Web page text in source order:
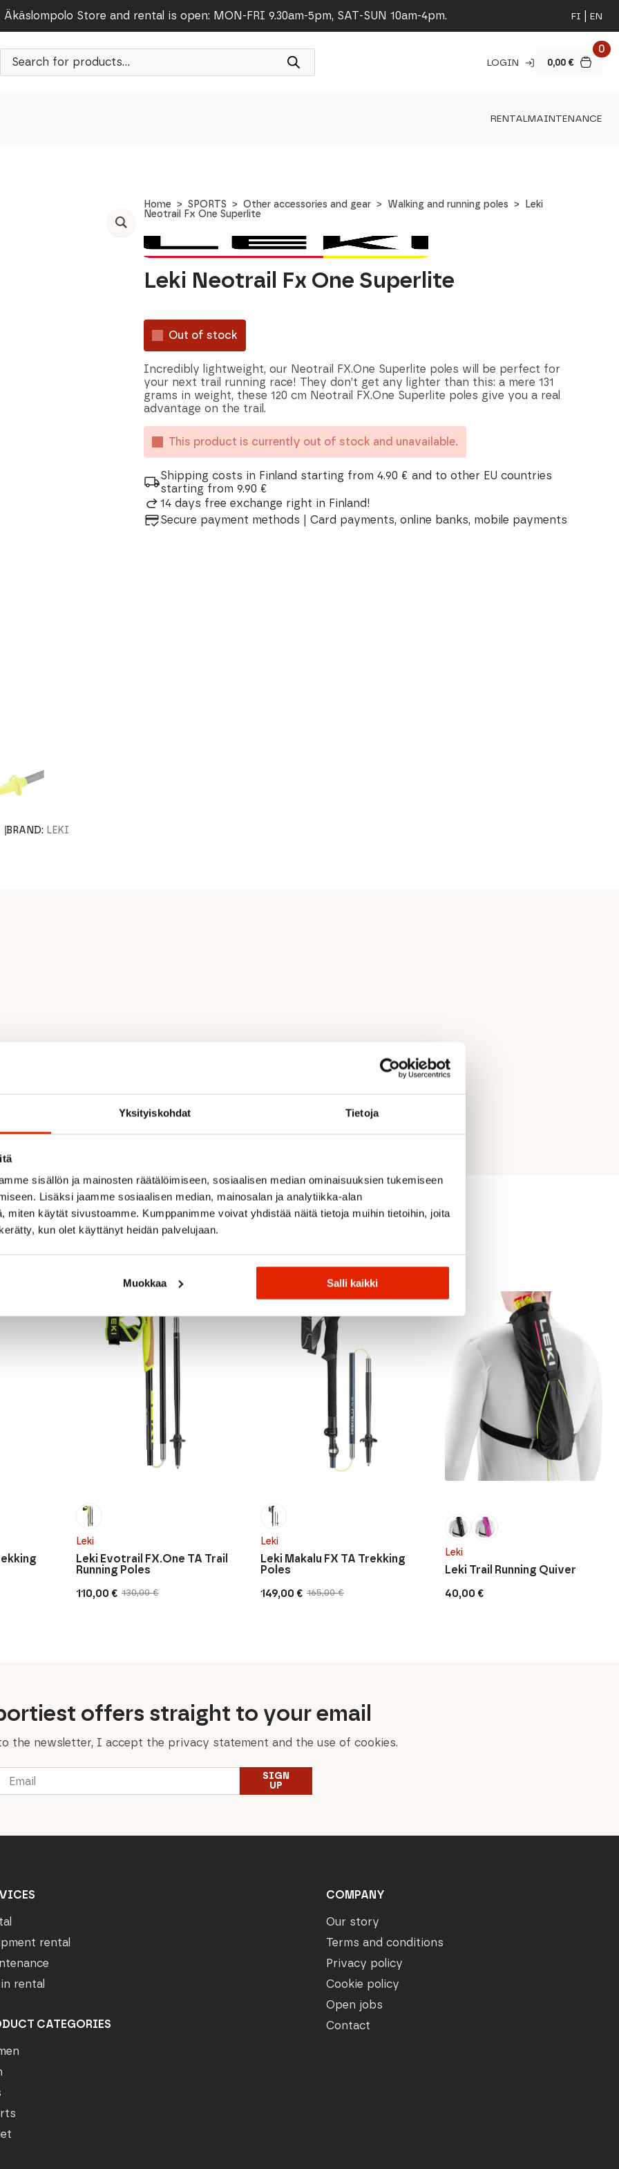
Yksityiskohdat Tietoja
sisällön ja mainosten räätälöimiseen, sosiaalisen median ominaisuuksien tukemiseen
Lisäksi jaamme sosiaalisen median, mainosalan ja analytiikka-alan
miten käytät sivustoamme. Kumppanimme voivat yhdistää näitä tietoja muihin tietoihin, joita
kun olet käyttänyt heidän palvelujaan.
Muokkaa Salli kaikki
Äkäslompolo Store and rental is open: MON-FRI 9.30am-5pm, SAT-SUN 10am-4pm. FI EN
LOGIN 0,00 €
0
RENTALMAINTENANCE
Home SPORTS Other accessories and gear Walking and running poles
Leki
Neotrail Fx One Superlite
Leki Neotrail Fx One Superlite
Out of stock
Incredibly lightweight, our Neotrail FX.One Superlite poles will be perfect for
your next trail running race! They don’t get any lighter than this: a mere 131
grams in weight, these 120 cm Neotrail FX.One Superlite poles give you a real
advantage on the trail.
This product is currently out of stock and unavailable.
Shipping costs in Finland starting from 4.90 € and to other EU countries
starting from 9.90 €
14 days free exchange right in Finland!
Secure payment methods | Card payments, online banks, mobile payments
BRAND: LEKI
Recommended for you
Leki
130,00€
Original
110,00 €
Current
Leki Evotrail FX.One TA Trail
Running Poles
Leki
SALE
165,00€
Original
149,00 €
Current
Leki Makalu FX TA Trekking
Poles
Leki
40,00 €
Leki Trail Running Quiver
offers straight to your email
the newsletter, I accept the privacy statement and the use of cookies.
SIGN
UP
rental
rental
CATEGORIES
COMPANY
Our story
Terms and conditions
Privacy policy
Cookie policy
Open jobs
Contact